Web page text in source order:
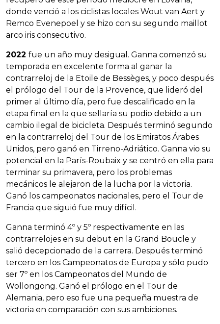
donde venció a los ciclistas locales Wout van Aert y
Remco Evenepoel y se hizo con su segundo maillot
arco iris consecutivo.
2022 fue un año muy desigual. Ganna comenzó su
temporada en excelente forma al ganar la
contrarreloj de la Etoile de Bessèges, y poco después
el prólogo del Tour de la Provence, que lideró del
primer al último día, pero fue descalificado en la
etapa final en la que sellaría su podio debido a un
cambio ilegal de bicicleta. Después terminó segundo
en la contrarreloj del Tour de los Emiratos Árabes
Unidos, pero ganó en Tirreno-Adriático. Ganna vio su
potencial en la París-Roubaix y se centró en ella para
terminar su primavera, pero los problemas
mecánicos le alejaron de la lucha por la victoria.
Ganó los campeonatos nacionales, pero el Tour de
Francia que siguió fue muy difícil.
Ganna terminó 4º y 5º respectivamente en las
contrarrelojes en su debut en la Grand Boucle y
salió decepcionado de la carrera. Después terminó
tercero en los Campeonatos de Europa y sólo pudo
ser 7º en los Campeonatos del Mundo de
Wollongong. Ganó el prólogo en el Tour de
Alemania, pero eso fue una pequeña muestra de
victoria en comparación con sus ambiciones.